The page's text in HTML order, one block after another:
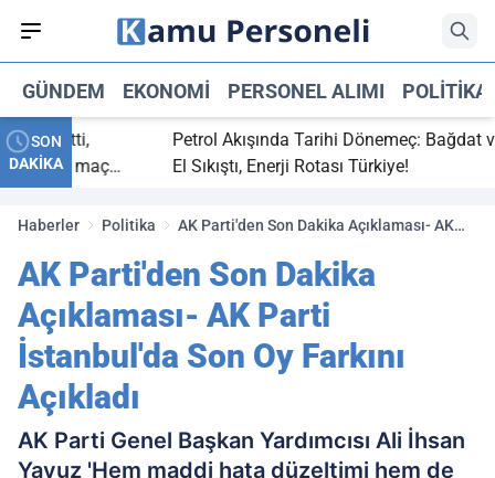
GÜNDEM EKONOMI PERSONEL ALIMI POLITIKA
SON
DAKİKA
bitti,
maç
Petrol Akışında Tarihi Dönemeç: Bağdat ve
El Sıkıştı, Enerji Rotası Türkiye!
Haberler Politika
AK Parti'den Son Dakika Açıklaması- AK
AK Parti'den Son Dakika
Açıklaması- AK Parti
İstanbul'da Son Oy Farkını
Açıkladı
AK Parti Genel Başkan Yardımcısı Ali İhsan
Yavuz 'Hem maddi hata düzeltimi hem de